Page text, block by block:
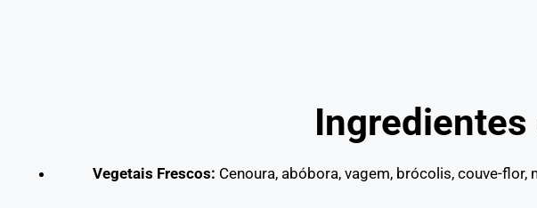
Ingredientes
Vegetais Frescos: Cenoura, abóbora, vagem, brócolis, couve-